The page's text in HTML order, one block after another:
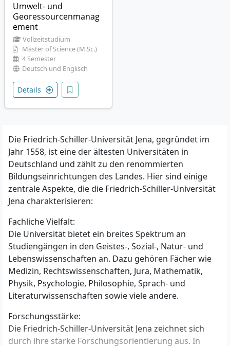
Umwelt- und
Georessourcenmanag
ement
Vollzeitstudium
Master of Science (M.Sc.)
4 Semester
Deutsch und Englisch
Details
Die Friedrich-Schiller-Universität Jena, gegründet im
Jahr 1558, ist eine der ältesten Universitäten in
Deutschland und zählt zu den renommierten
Bildungseinrichtungen des Landes. Hier sind einige
zentrale Aspekte, die die Friedrich-Schiller-Universität
Jena charakterisieren:
Fachliche Vielfalt:
Die Universität bietet ein breites Spektrum an
Studiengängen in den Geistes-, Sozial-, Natur- und
Lebenswissenschaften an. Dazu gehören Fächer wie
Medizin, Rechtswissenschaften, Jura, Mathematik,
Physik, Psychologie, Philosophie, Sprach- und
Literaturwissenschaften sowie viele andere.
Forschungsstärke:
Die Friedrich-Schiller-Universität Jena zeichnet sich
durch ihre starke Forschungsorientierung aus. In